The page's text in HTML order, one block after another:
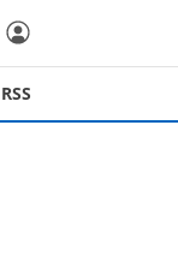
RSS